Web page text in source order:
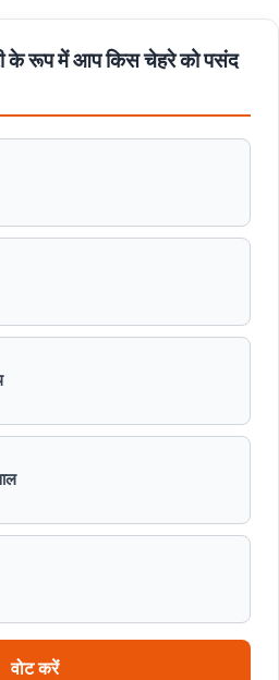
के रूप में आप किस चेहरे को पसंद
वोट करें